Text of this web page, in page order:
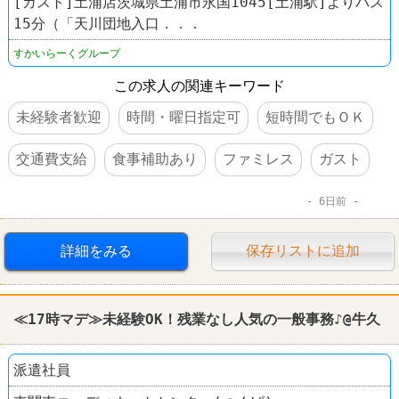
15分（「天川団地入口．．．
すかいらーくグループ
この求人の関連キーワード
未経験者歓迎
時間・曜日指定可 短時間でもＯＫ
交通費支給 食事補助あり ファミレス ガスト
6日前
詳細をみる 保存リストに追加
≪17時マデ≫未経験OK！残業なし人気の一般事務♪@牛久
派遣社員